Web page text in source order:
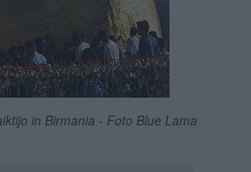
in Birmania - Foto Blue Lama